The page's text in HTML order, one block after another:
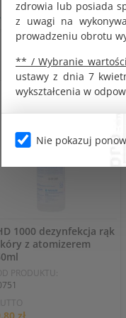
zdrowia lub posiada
z uwagi na
prowadzeniu obrotu
** / Wybranie
ustawy z dnia 7
wykształcenia w
Nie pokazuj
DO KOSZYKA
1000 dezynfekcja rąk
z atomizerem
PRODUKTU: